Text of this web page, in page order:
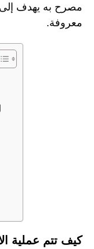
مصرح به يهدف
معروفة.
كيف تتم عملية